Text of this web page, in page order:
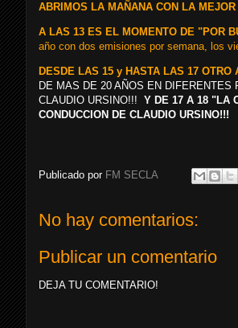
ABRIMOS LA MAÑANA CON LA
A LAS 13 ES EL MOMENTO DE "POR
año con dos emisiones por semana, los
DESDE LAS 15 y HASTA LAS 17
DE MAS DE 20 AÑOS EN DIFERENTES
CLAUDIO URSINO!!! Y DE 17 A 18 "LA
CONDUCCION DE CLAUDIO URSINO!!!
Publicado por FM SECLA
No hay comentarios:
Publicar un comentario
DEJA TU COMENTARIO!